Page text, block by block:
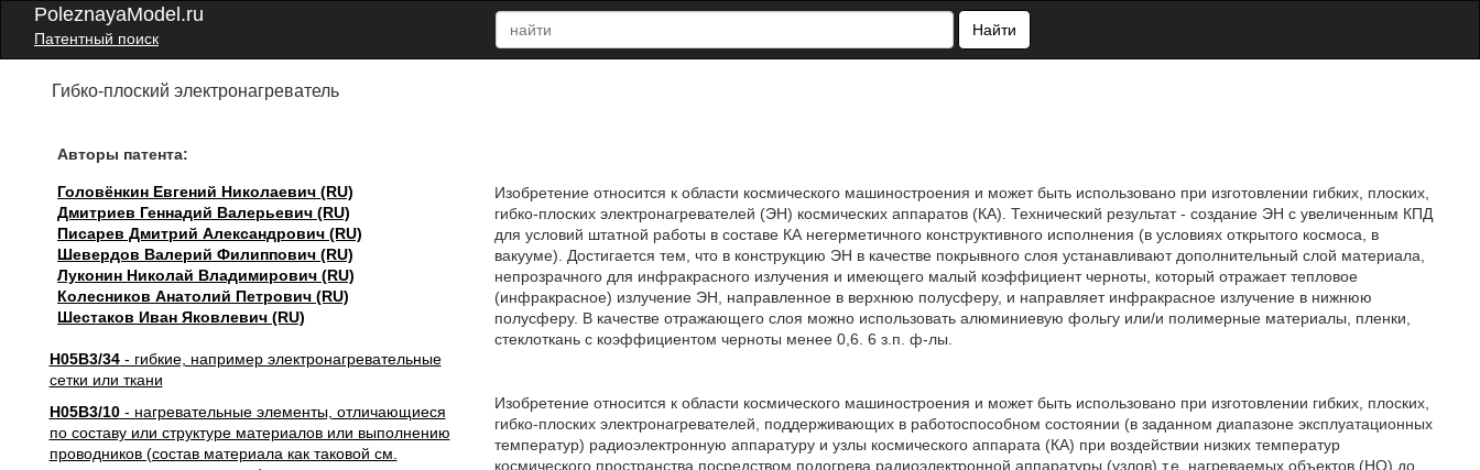
PoleznayaModel.ru
Патентный поиск
Найти
Гибко-плоский электронагреватель
Авторы патента:
Головёнкин Евгений Николаевич (RU)
Дмитриев Геннадий Валерьевич (RU)
Писарев Дмитрий Александрович (RU)
Шевердов Валерий Филиппович (RU)
Луконин Николай Владимирович (RU)
Колесников Анатолий Петрович (RU)
Шестаков Иван Яковлевич (RU)
H05B3/34- гибкие, например электронагревательные
сетки или ткани
H05B3/10- нагревательные элементы, отличающиеся
по составу или структуре материалов или выполнению
проводников (состав материала как таковой см.
Изобретение относится к области космического машиностроения и может быть использовано при изготовлении гибких, плоских,
гибко-плоских электронагревателей (ЭН) космических аппаратов (КА). Технический результат - создание ЭН с увеличенным КПД
для условий штатной работы в составе КА негерметичного конструктивного исполнения (в условиях открытого космоса, в
вакууме). Достигается тем, что в конструкцию ЭН в качестве покрывного слоя устанавливают дополнительный слой материала,
непрозрачного для инфракрасного излучения и имеющего малый коэффициент черноты, который отражает тепловое
(инфракрасное) излучение ЭН, направленное в верхнюю полусферу, и направляет инфракрасное излучение в нижнюю
полусферу. В качестве отражающего слоя можно использовать алюминиевую фольгу или/и полимерные материалы, пленки,
стеклоткань с коэффициентом черноты менее 0,6. 6 з.п. ф-лы.
Изобретение относится к области космического машиностроения и может быть использовано при изготовлении гибких, плоских,
гибко-плоских электронагревателей, поддерживающих в работоспособном состоянии (в заданном диапазоне эксплуатационных
температур) радиоэлектронную аппаратуру и узлы космического аппарата (КА) при воздействии низких температур
космического пространства посредством подогрева радиоэлектронной аппаратуры (узлов) т.е. нагреваемых объектов (НО) до